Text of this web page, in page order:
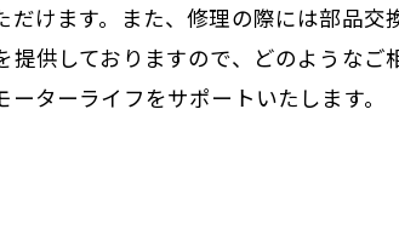
だけます。また、修理の際には部品
提供しておりますので、どのような
ターライフをサポートいたします。